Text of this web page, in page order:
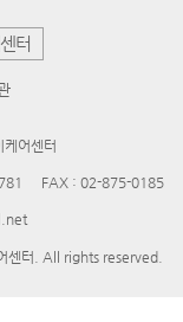
터
어센터
FAX : 02-875-0185
센터. All rights reserved.